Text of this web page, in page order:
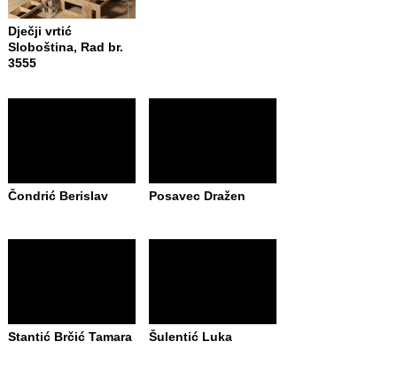
Dječji vrtić
Sloboština, Rad br.
3555
Čondrić Berislav Posavec Dražen
Stantić Brčić Tamara Šulentić Luka